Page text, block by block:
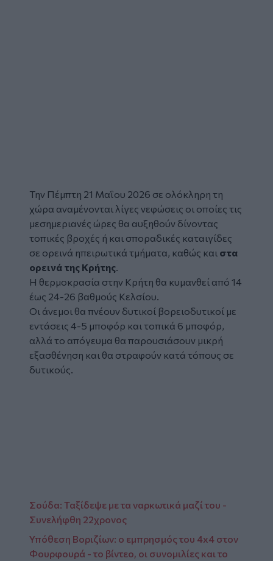
Την Πέμπτη 21 Μαΐου 2026 σε ολόκληρη τη
χώρα αναμένονται λίγες νεφώσεις οι οποίες τις
μεσημεριανές ώρες θα αυξηθούν δίνοντας
τοπικές βροχές ή και σποραδικές καταιγίδες
σε ορεινά ηπειρωτικά τμήματα, καθώς και στα
ορεινά της Κρήτης.
Η θερμοκρασία στην Κρήτη θα κυμανθεί από 14
έως 24-26 βαθμούς Κελσίου.
Οι άνεμοι θα πνέουν δυτικοί βορειοδυτικοί με
εντάσεις 4-5 μποφόρ και τοπικά 6 μποφόρ,
αλλά το απόγευμα θα παρουσιάσουν μικρή
εξασθένηση και θα στραφούν κατά τόπους σε
δυτικούς.
Σούδα: Ταξίδεψε με τα ναρκωτικά μαζί του -
Συνελήφθη 22χρονος
Υπόθεση Βοριζίων: ο εμπρησμός του 4x4 στον
Φουρφουρά - το βίντεο, οι συνομιλίες και το